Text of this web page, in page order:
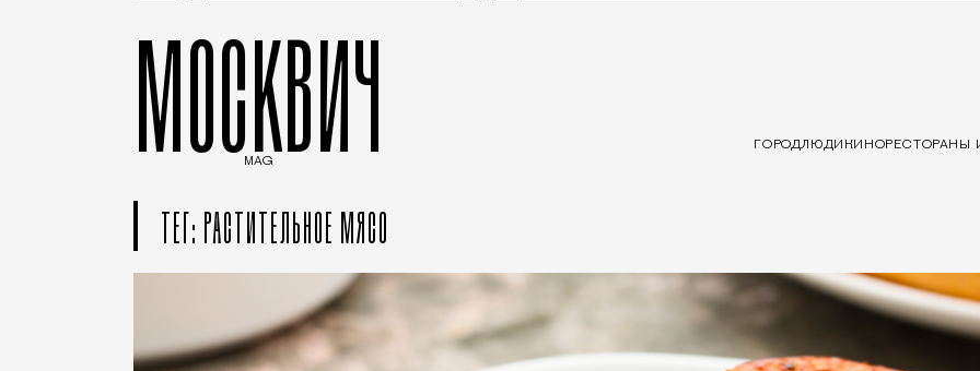
МОСКВИЧ
MAG
ГОРОДЛЮДИ КИНОРЕСТОРАНЫ
ТЕГ: РАСТИТЕЛЬНОЕ МЯСО